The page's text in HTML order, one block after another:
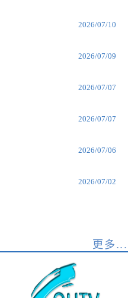
2026/07/10
2026/07/09
2026/07/07
2026/07/07
2026/07/06
2026/07/02
更多...